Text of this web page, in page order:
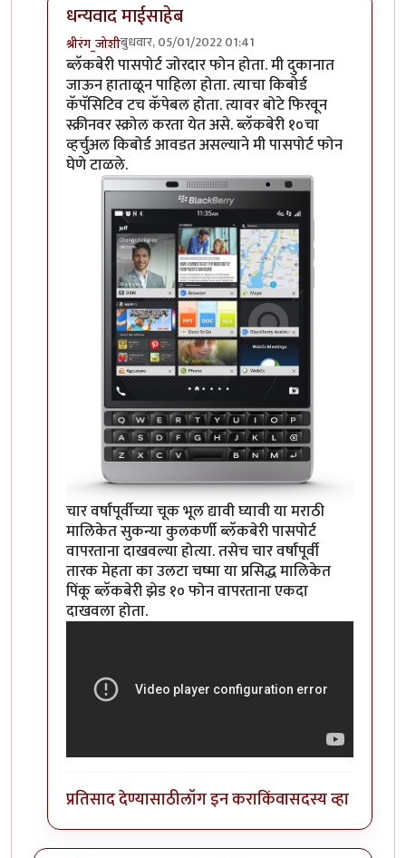
धन्यवाद माईसाहेब
श्रीरंग_जोशीबुधवार, 05/01/2022 01:41
In reply toहम्मbyमाईसाहेब कुरसूंदीकर
ब्लॅकबेरी पासपोर्ट जोरदार फोन होता. मी दुकानात
जाऊन हाताळून पाहिला होता. त्याचा किबोर्ड
कॅपॅसिटिव टच कॅपेबल होता. त्यावर बोटे फिरवून
स्क्रीनवर स्क्रोल करता येत असे. ब्लॅकबेरी १०चा
व्हर्चुअल किबोर्ड आवडत असल्याने मी पासपोर्ट फोन
घेणे टाळले.
चार वर्षांपूर्वीच्या चूक भूल द्यावी घ्यावी या मराठी
मालिकेत सुकन्या कुलकर्णी ब्लॅकबेरी पासपोर्ट
वापरताना दाखवल्या होत्या. तसेच चार वर्षांपूर्वी
तारक मेहता का उलटा चष्मा या प्रसिद्ध मालिकेत
पिंकू ब्लॅकबेरी झेड १० फोन वापरताना एकदा
दाखवला होता.
प्रतिसाद देण्यासाठीलॉग इन कराकिंवासदस्य व्हा